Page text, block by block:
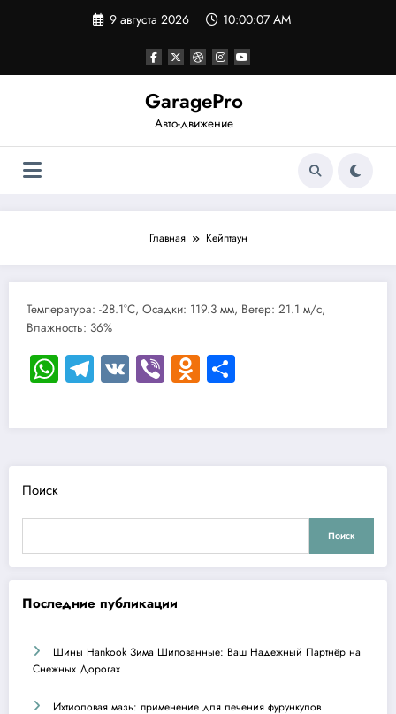
9 августа 2026 10:00:07 AM
GaragePro
Авто-движение
Главная Кейптаун
Температура: -28.1°C, Осадки: 119.3 мм, Ветер: 21.1 м/с,
Влажность: 36%
WhatsApp
Telegram
VKViberOdnoklassniki
Поиск
Поиск
Последние публикации
Шины Hankook Зима Шипованные: Ваш Надежный Партнёр на
Снежных Дорогах
Ихтиоловая мазь: применение для лечения фурункулов